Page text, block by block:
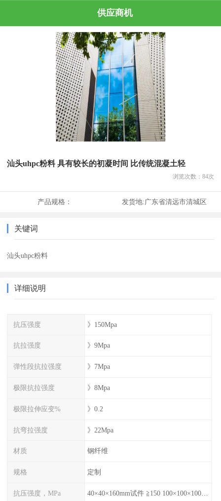
供应商机
汕头uhpc粉料 具有较长的初凝时间 比传统混凝土轻
浏览次数： 84次
产品规格： 发货地:广东省清远市清城区
关键词
汕头uhpc粉料
详细说明
抗压强度 》150Mpa
抗拉强度 》9Mpa
弹性段抗拉强度 》7Mpa
极限抗拉强度 》8Mpa
极限拉伸应变% 》0.2
抗弯拉强度 》22Mpa
材质 钢纤维
规格 定制
抗压强度，MPa 40×40×160mm试件 ≧150 100×100×100mm试件≧120